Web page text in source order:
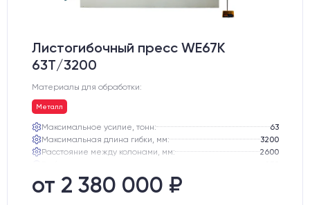
Листогибочный пресс WE67K
63T/3200
Материалы для обработки:
Металл
Максимальное усилие, тонн:
63
Максимальная длина гибки, мм:
3200
Расстояние между колонами, мм:
2600
Ход траверсы, мм:
Максимальная высота открывания, мм:
от 2 380 000 ₽